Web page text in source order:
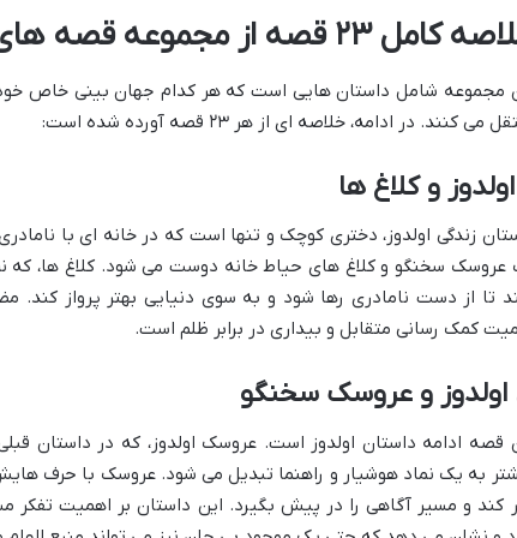
۲۳ قصه از مجموعه قصه های بهرنگ
مجموعه شامل داستان هایی است که هر کدام جهان بینی خاص خود
می کنند. در ادامه، خلاصه ای از هر ۲۳ قصه آورده شده است:
زندگی اولدوز، دختری کوچک و تنها است که در خانه ای با
عروسک سخنگو و کلاغ های حیاط خانه دوست می شود. کلاغ ها، که
تا از دست نامادری رها شود و به سوی دنیایی بهتر پرواز کند.
کمک رسانی متقابل و بیداری در برابر ظلم است.
قصه ادامه داستان اولدوز است. عروسک اولدوز، که در داستان
به یک نماد هوشیار و راهنما تبدیل می شود. عروسک با حرف
کند و مسیر آگاهی را در پیش بگیرد. این داستان بر اهمیت تفکر